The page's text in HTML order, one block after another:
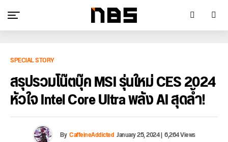
SPECIAL STORY
สรุปรวมโน๊ตบุ๊ค MSI รุ่นใหม่ CES 2024
หัวใจ Intel Core Ultra พลัง AI สุดล้ำ!
ByCaffeineAddicted January 25, 2024|6,264 Views